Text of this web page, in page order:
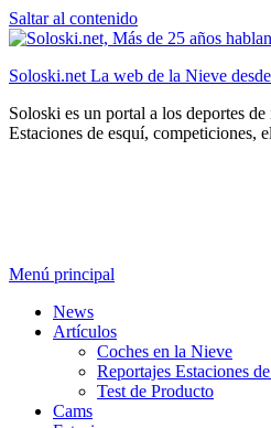
Saltar al contenido
Soloski.net La web de la Nieve
Soloski es un portal a los deportes
Estaciones de esquí, competiciones,
Menú principal
News
Artículos
Coches en la Nieve
Reportajes Estaciones
Test de Producto
Cams